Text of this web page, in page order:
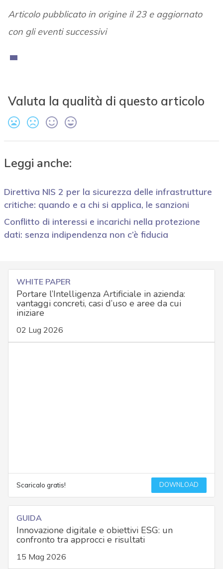
Articolo pubblicato in origine il 23 e aggiornato
con gli eventi successivi
Valuta la qualità di questo articolo
Leggi anche:
Direttiva NIS 2 per la sicurezza delle infrastrutture
critiche: quando e a chi si applica, le sanzioni
Conflitto di interessi e incarichi nella protezione
dati: senza indipendenza non c’è fiducia
WHITE PAPER
Portare l’Intelligenza Artificiale in azienda:
vantaggi concreti, casi d’uso e aree da cui
iniziare
02 Lug 2026
Scaricalo gratis! DOWNLOAD
GUIDA
Innovazione digitale e obiettivi ESG: un
confronto tra approcci e risultati
15 Mag 2026